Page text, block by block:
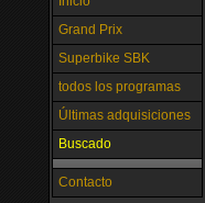
Grand Prix
Superbike SBK
todos los programas
Últimas adquisiciones
Buscado
Contacto